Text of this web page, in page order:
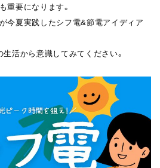
重要になります。
今夏実践したシフ電&節電アイディア
活から意識してみてください。